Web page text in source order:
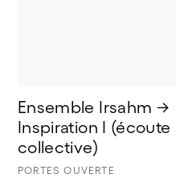
Ensemble Irsahm →
Inspiration I (écoute
collective)
PORTES OUVERTE